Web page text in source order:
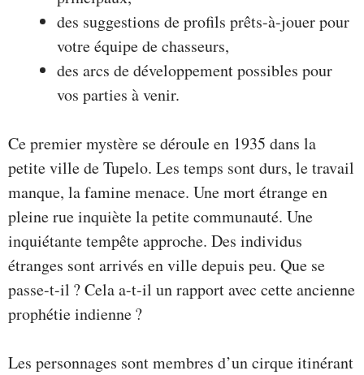
des suggestions de profils prêts-à-jouer pour
votre équipe de chasseurs,
des arcs de développement possibles pour
vos parties à venir.
Ce premier mystère se déroule en 1935 dans la
petite ville de Tupelo. Les temps sont durs, le travail
manque, la famine menace. Une mort étrange en
pleine rue inquiète la petite communauté. Une
inquiétante tempête approche. Des individus
étranges sont arrivés en ville depuis peu. Que se
passe-t-il ? Cela a-t-il un rapport avec cette ancienne
prophétie indienne ?
Les personnages sont membres d’un cirque itinérant